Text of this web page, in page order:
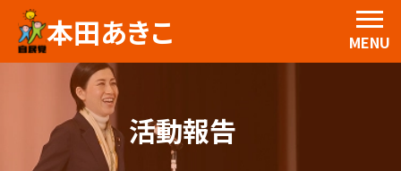
本田あきこ MENU
活動報告